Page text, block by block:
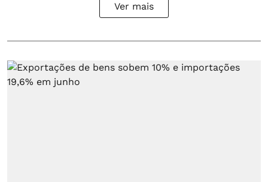
Ver mais